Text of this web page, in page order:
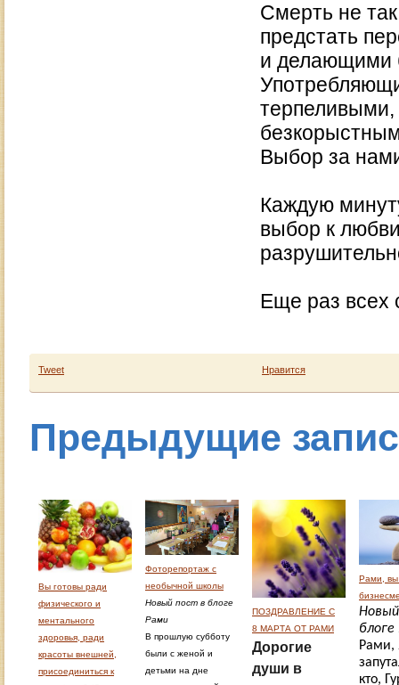
Смерть не
предстать
и делающими
Выбор за
Каждую
выбор к
Еще раз
Tweet Нравится
Предыдущие
Вы готовы ради
физического и
ментального
здоровья, ради
красоты внешней,
присоединиться к
Фоторепортаж с
необычной школы
Новый пост в блоге
Рами
В прошлую субботу
были с женой и
детьми на дне
ПОЗДРАВЛЕНИЕ С
8 МАРТА ОТ РАМИ
Дорогие
души в
Рами, вы
Рами,
кто,